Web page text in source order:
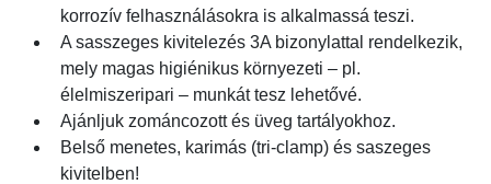
korrozív felhasználásokra is alkalmassá teszi.
A sasszeges kivitelezés 3A bizonylattal rendelkezik,
mely magas higiénikus környezeti – pl.
élelmiszeripari – munkát tesz lehetővé.
Ajánljuk zománcozott és üveg tartályokhoz.
Belső menetes, karimás (tri-clamp) és saszeges
kivitelben!